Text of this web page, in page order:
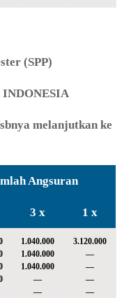
(SPP)
INDONESIA
melanjutkan ke
Angsuran
3 x 1 x
1.040.000
1.040.000
1.040.000
—
—
3.120.000
—
—
—
—